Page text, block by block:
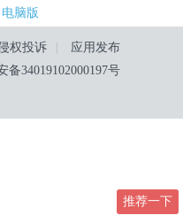
推荐一下
电脑版
权投诉
应用发布
备34019102000197号